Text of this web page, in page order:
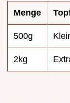
Menge
500g
2kg